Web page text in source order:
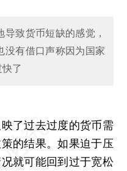
致货币短缺的感觉，
没有借口声称因为国家
了
了过去过度的货币需
的结果。如果迫于压
就可能回到过于宽松